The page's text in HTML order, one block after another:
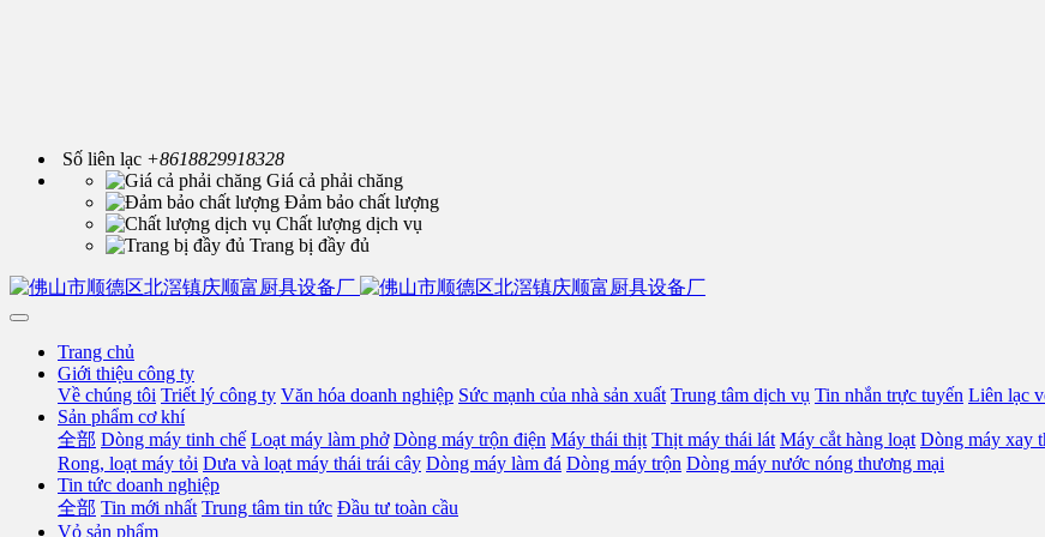
Số liên lạc +8618829918328
Giá cả phải chăng
Đảm bảo chất lượng
Chất lượng dịch vụ
Trang bị đầy đủ
Trang chủ
Giới thiệu công ty
Về chúng tôi Triết lý công ty Văn hóa doanh nghiệp Sức mạnh của nhà sản xuất Trung tâm dịch vụ Tin nhắn trực tuyến Liên lạc
Sản phẩm cơ khí
全部 Dòng máy tinh chế Loạt máy làm phở Dòng máy trộn điện Máy thái thịt Thịt máy thái lát Máy cắt hàng loạt Dòng máy xay
Rong, loạt máy tỏi Dưa và loạt máy thái trái cây Dòng máy làm đá Dòng máy trộn Dòng máy nước nóng thương mại
Tin tức doanh nghiệp
全部 Tin mới nhất Trung tâm tin tức Đầu tư toàn cầu
Vỏ sản phẩm